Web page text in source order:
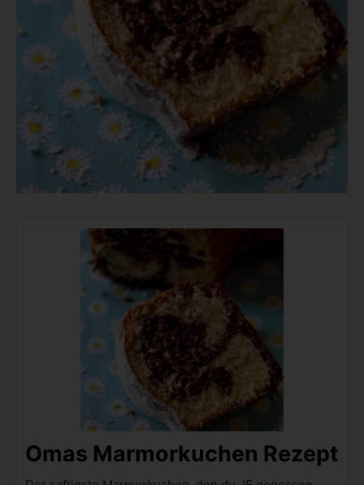
Omas Marmorkuchen Rezept